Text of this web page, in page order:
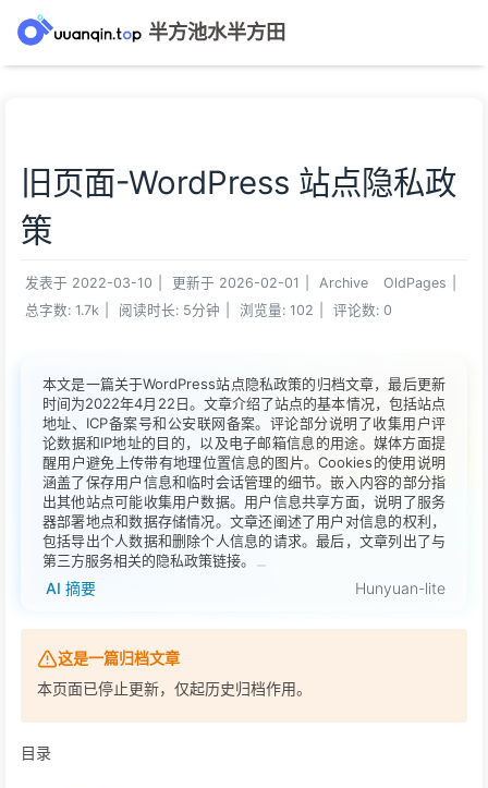
半方池水半方田
旧页面-WordPress 站点隐私政
策
发表于 2022-03-10 更新于 2026-02-01 Archive OldPages
总字数: 1.7k 阅读时长: 5分钟 浏览量: 102 评论数: 0
本文是一篇关于WordPress站点隐私政策的归档文章，最后更新
时间为2022年4月22日。文章介绍了站点的基本情况，包括站点
地址、ICP备案号和公安联网备案。评论部分说明了收集用户评
论数据和IP地址的目的，以及电子邮箱信息的用途。媒体方面提
醒用户避免上传带有地理位置信息的图片。Cookies的使用说明
涵盖了保存用户信息和临时会话管理的细节。嵌入内容的部分指
出其他站点可能收集用户数据。用户信息共享方面，说明了服务
器部署地点和数据存储情况。文章还阐述了用户对信息的权利，
包括导出个人数据和删除个人信息的请求。最后，文章列出了与
第三方服务相关的隐私政策链接。
AI 摘要 Hunyuan-lite
这是一篇归档文章
本页面已停止更新，仅起历史归档作用。
目录